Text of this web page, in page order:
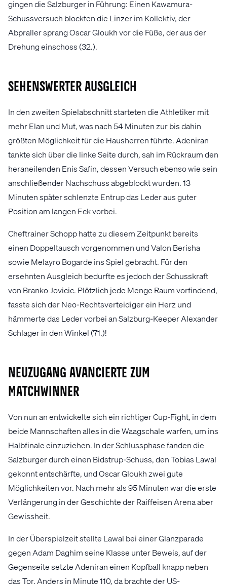
gingen die Salzburger in Führung: Einen Kawamura-
Schussversuch blockten die Linzer im Kollektiv, der
Abpraller sprang Oscar Gloukh vor die Füße, der aus der
Drehung einschoss (32.).
Sehenswerter Ausgleich
In den zweiten Spielabschnitt starteten die Athletiker mit
mehr Elan und Mut, was nach 54 Minuten zur bis dahin
größten Möglichkeit für die Hausherren führte. Adeniran
tankte sich über die linke Seite durch, sah im Rückraum den
heraneilenden Enis Safin, dessen Versuch ebenso wie sein
anschließender Nachschuss abgeblockt wurden. 13
Minuten später schlenzte Entrup das Leder aus guter
Position am langen Eck vorbei.
Cheftrainer Schopp hatte zu diesem Zeitpunkt bereits
einen Doppeltausch vorgenommen und Valon Berisha
sowie Melayro Bogarde ins Spiel gebracht. Für den
ersehnten Ausgleich bedurfte es jedoch der Schusskraft
von Branko Jovicic. Plötzlich jede Menge Raum vorfindend,
fasste sich der Neo-Rechtsverteidiger ein Herz und
hämmerte das Leder vorbei an Salzburg-Keeper Alexander
Schlager in den Winkel (71.)!
Neuzugang avancierte zum
Matchwinner
Von nun an entwickelte sich ein richtiger Cup-Fight, in dem
beide Mannschaften alles in die Waagschale warfen, um ins
Halbfinale einzuziehen. In der Schlussphase fanden die
Salzburger durch einen Bidstrup-Schuss, den Tobias Lawal
gekonnt entschärfte, und Oscar Gloukh zwei gute
Möglichkeiten vor. Nach mehr als 95 Minuten war die erste
Verlängerung in der Geschichte der Raiffeisen Arena aber
Gewissheit.
In der Überspielzeit stellte Lawal bei einer Glanzparade
gegen Adam Daghim seine Klasse unter Beweis, auf der
Gegenseite setzte Adeniran einen Kopfball knapp neben
das Tor. Anders in Minute 110, da brachte der US-